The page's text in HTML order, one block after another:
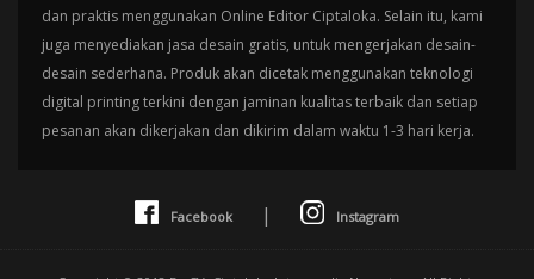
dan praktis menggunakan Online Editor Ciptaloka. Selain itu, kami
juga menyediakan jasa desain gratis, untuk mengerjakan desain-
desain sederhana. Produk akan dicetak menggunakan teknologi
digital printing terkini dengan jaminan kualitas terbaik dan setiap
pesanan akan dikerjakan dan dikirim dalam waktu 1-3 hari kerja.
Facebook | Instagram